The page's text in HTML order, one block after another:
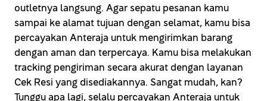
outletnya langsung. Agar sepatu pesanan kamu
sampai ke alamat tujuan dengan selamat, kamu bisa
percayakan Anteraja untuk mengirimkan barang
dengan aman dan terpercaya. Kamu bisa melakukan
tracking pengiriman secara akurat dengan layanan
Cek Resi yang disediakannya. Sangat mudah, kan?
Tunggu apa lagi, selalu percayakan Anteraja untuk